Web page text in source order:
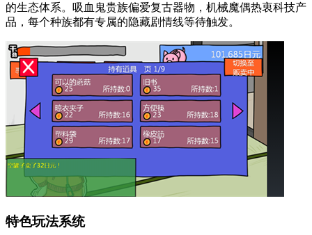
的生态体系。吸血鬼贵族偏爱复古器物，机械魔偶热衷科技产
品，每个种族都有专属的隐藏剧情线等待触发。
特色玩法系统